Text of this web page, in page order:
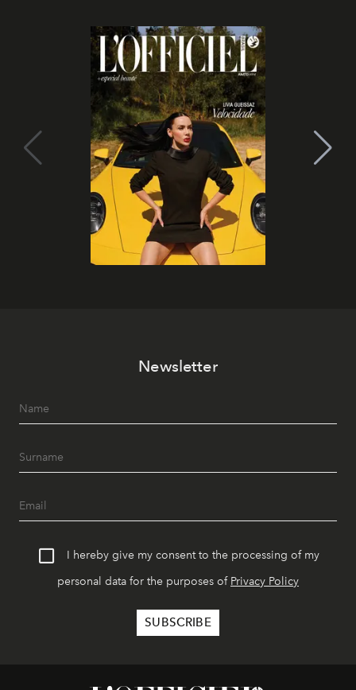
Newsletter
I hereby give my consent to the processing of my
personal data for the purposes of Privacy Policy